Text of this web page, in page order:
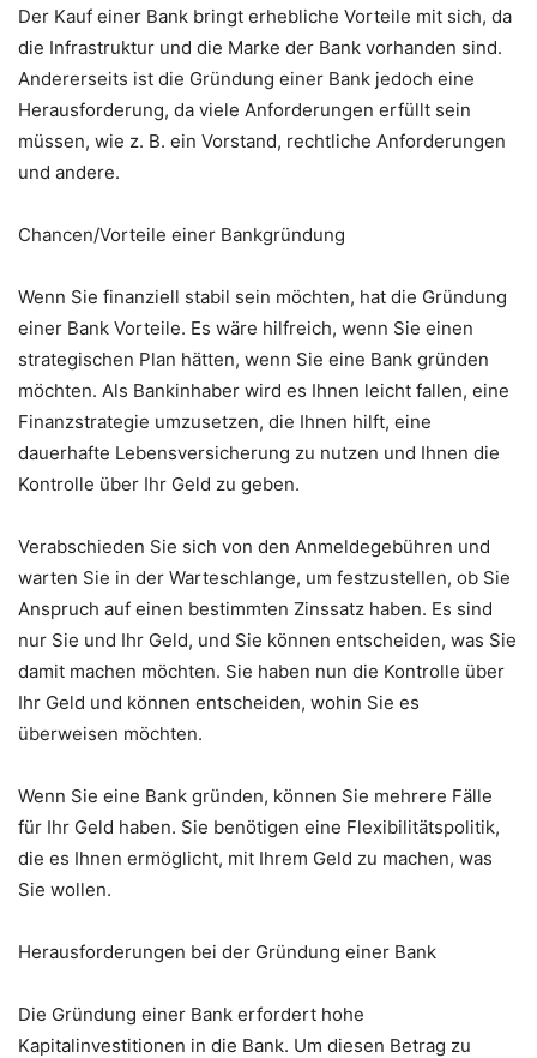
Der Kauf einer Bank bringt erhebliche Vorteile mit sich, da
die Infrastruktur und die Marke der Bank vorhanden sind.
Andererseits ist die Gründung einer Bank jedoch eine
Herausforderung, da viele Anforderungen erfüllt sein
müssen, wie z. B. ein Vorstand, rechtliche Anforderungen
und andere.
Chancen/Vorteile einer Bankgründung
Wenn Sie finanziell stabil sein möchten, hat die Gründung
einer Bank Vorteile. Es wäre hilfreich, wenn Sie einen
strategischen Plan hätten, wenn Sie eine Bank gründen
möchten. Als Bankinhaber wird es Ihnen leicht fallen, eine
Finanzstrategie umzusetzen, die Ihnen hilft, eine
dauerhafte Lebensversicherung zu nutzen und Ihnen die
Kontrolle über Ihr Geld zu geben.
Verabschieden Sie sich von den Anmeldegebühren und
warten Sie in der Warteschlange, um festzustellen, ob Sie
Anspruch auf einen bestimmten Zinssatz haben. Es sind
nur Sie und Ihr Geld, und Sie können entscheiden, was Sie
damit machen möchten. Sie haben nun die Kontrolle über
Ihr Geld und können entscheiden, wohin Sie es
überweisen möchten.
Wenn Sie eine Bank gründen, können Sie mehrere Fälle
für Ihr Geld haben. Sie benötigen eine Flexibilitätspolitik,
die es Ihnen ermöglicht, mit Ihrem Geld zu machen, was
Sie wollen.
Herausforderungen bei der Gründung einer Bank
Die Gründung einer Bank erfordert hohe
Kapitalinvestitionen in die Bank. Um diesen Betrag zu